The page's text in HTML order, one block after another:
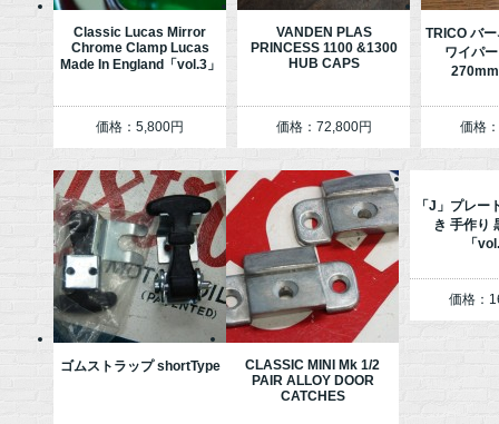
Classic Lucas Mirror
Chrome Clamp Lucas
Made In England「vol.3」
価格：5,800円
VANDEN PLAS
PRINCESS 1100 &1300
HUB CAPS
価格：72,800円
TRICO バ
ワイパ
価格
ゴムストラップ shortType
CLASSIC MINI Mk 1/2
PAIR ALLOY DOOR
CATCHES
「J」プレー
き 手作り
「
価格：